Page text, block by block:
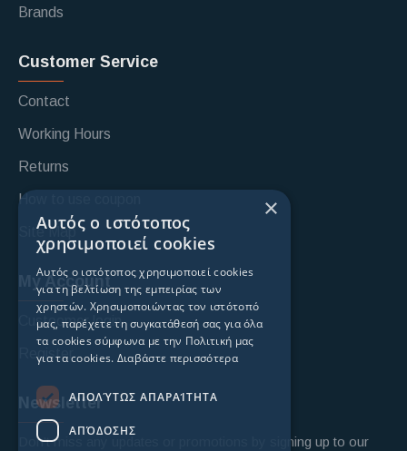
Brands
Customer Service
Contact
Working Hours
Returns
How to use coupon
Site Map
My Account
Custoomer login
Register
Newsletter
Don't miss any updates or promotions by signing up to our
×
Αυτός ο ιστότοπος
χρησιμοποιεί cookies
Αυτός ο ιστότοπος χρησιμοποιεί cookies
για τη βελτίωση της εμπειρίας των
χρηστών. Χρησιμοποιώντας τον ιστότοπό
μας, παρέχετε τη συγκατάθεσή σας για όλα
τα cookies σύμφωνα με την Πολιτική μας
για τα cookies. Διαβάστε περισσότερα
ΑΠΟΛΎΤΩΣ ΑΠΑΡΑΊΤΗΤΑ
ΑΠΌΔΟΣΗΣ